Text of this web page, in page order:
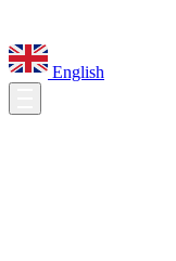
English